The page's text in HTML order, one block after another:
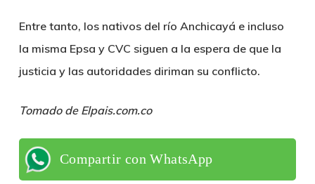
Entre tanto, los nativos del río Anchicayá e incluso
la misma Epsa y CVC siguen a la espera de que la
justicia y las autoridades diriman su conflicto.
Tomado de Elpais.com.co
Compartir con WhatsApp